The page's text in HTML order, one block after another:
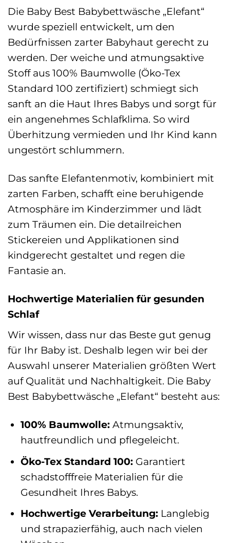
Die Baby Best Babybettwäsche „Elefant“
wurde speziell entwickelt, um den
Bedürfnissen zarter Babyhaut gerecht zu
werden. Der weiche und atmungsaktive
Stoff aus 100% Baumwolle (Öko-Tex
Standard 100 zertifiziert) schmiegt sich
sanft an die Haut Ihres Babys und sorgt für
ein angenehmes Schlafklima. So wird
Überhitzung vermieden und Ihr Kind kann
ungestört schlummern.
Das sanfte Elefantenmotiv, kombiniert mit
zarten Farben, schafft eine beruhigende
Atmosphäre im Kinderzimmer und lädt
zum Träumen ein. Die detailreichen
Stickereien und Applikationen sind
kindgerecht gestaltet und regen die
Fantasie an.
Hochwertige Materialien für gesunden
Schlaf
Wir wissen, dass nur das Beste gut genug
für Ihr Baby ist. Deshalb legen wir bei der
Auswahl unserer Materialien größten Wert
auf Qualität und Nachhaltigkeit. Die Baby
Best Babybettwäsche „Elefant“ besteht aus:
100% Baumwolle: Atmungsaktiv,
hautfreundlich und pflegeleicht.
Öko-Tex Standard 100: Garantiert
schadstofffreie Materialien für die
Gesundheit Ihres Babys.
Hochwertige Verarbeitung: Langlebig
und strapazierfähig, auch nach vielen